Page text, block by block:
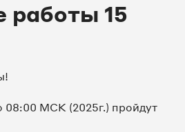
работы 15
08:00 МСК (2025г.) пройдут